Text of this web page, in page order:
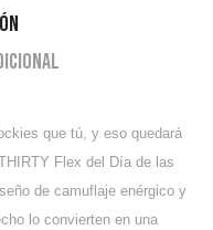
que tú, y eso quedará
Flex del Día de las
de camuflaje enérgico y
lo convierten en una